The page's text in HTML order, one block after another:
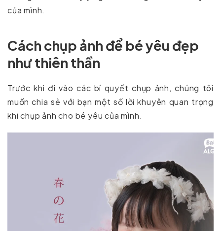
của mình.
Cách chụp ảnh để bé yêu đẹp
như thiên thần
Trước khi đi vào các bí quyết chụp ảnh, chúng tôi
muốn chia sẻ với bạn một số lời khuyên quan trọng
khi chụp ảnh cho bé yêu của mình.